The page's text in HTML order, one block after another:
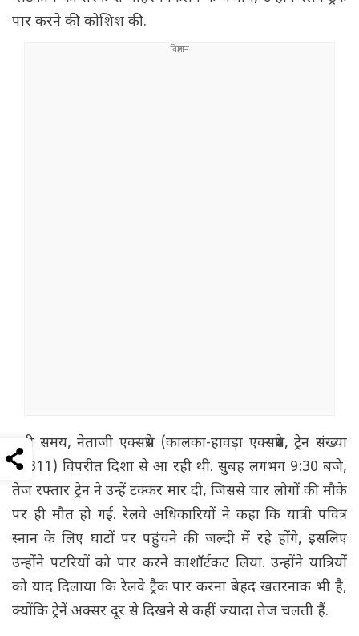
पार करने की कोशिश की.
उसी समय, नेताजी एक्सप्रेस (कालका-हावड़ा एक्सप्रेस, ट्रेन संख्या
12311) विपरीत दिशा से आ रही थी. सुबह लगभग 9:30 बजे,
तेज रफ्तार ट्रेन ने उन्हें टक्कर मार दी, जिससे चार लोगों की मौके
पर ही मौत हो गई. रेलवे अधिकारियों ने कहा कि यात्री पवित्र
स्नान के लिए घाटों पर पहुंचने की जल्दी में रहे होंगे, इसलिए
उन्होंने पटरियों को पार करने काशॉर्टकट लिया. उन्होंने यात्रियों
को याद दिलाया कि रेलवे ट्रैक पार करना बेहद खतरनाक भी है,
क्योंकि ट्रेनें अक्सर दूर से दिखने से कहीं ज्यादा तेज चलती हैं.